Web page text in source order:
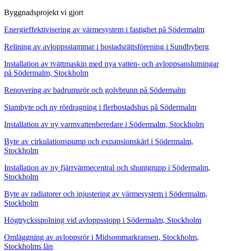
Byggnadsprojekt vi gjort
Energieffektivisering av värmesystem i fastighet på Södermalm
Relining av avloppsstammar i bostadsrättsförening i Sundbyberg
Installation av tvättmaskin med nya vatten- och avloppsanslutningar
på Södermalm, Stockholm
Renovering av badrumsrör och golvbrunn på Södermalm
Stambyte och ny rördragning i flerbostadshus på Södermalm
Installation av ny varmvattenberedare i Södermalm, Stockholm
Byte av cirkulationspump och expansionskärl i Södermalm,
Stockholm
Installation av ny fjärrvärmecentral och shuntgrupp i Södermalm,
Stockholm
Byte av radiatorer och injustering av värmesystem i Södermalm,
Stockholm
Högtrycksspolning vid avloppsstopp i Södermalm, Stockholm
Omläggning av avloppsrör i Midsommarkransen, Stockholm,
Stockholms län